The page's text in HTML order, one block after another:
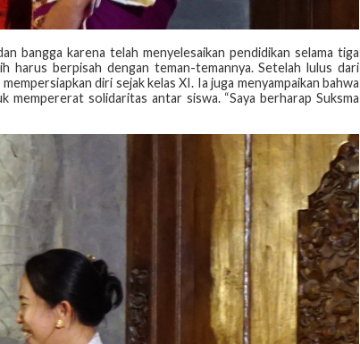
bangga karena telah menyelesaikan pendidikan selama tiga
harus berpisah dengan teman-temannya. Setelah lulus dari
diri sejak kelas XI. Ia juga menyampaikan bahwa
solidaritas antar siswa. “Saya berharap Suksma